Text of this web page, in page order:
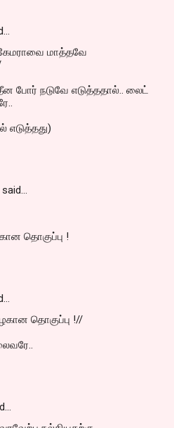
மாத்தவே
போர் நடுவே எடுத்ததால்.. லைட்
எடுத்தது)
said…
தொகுப்பு !
தொகுப்பு !//